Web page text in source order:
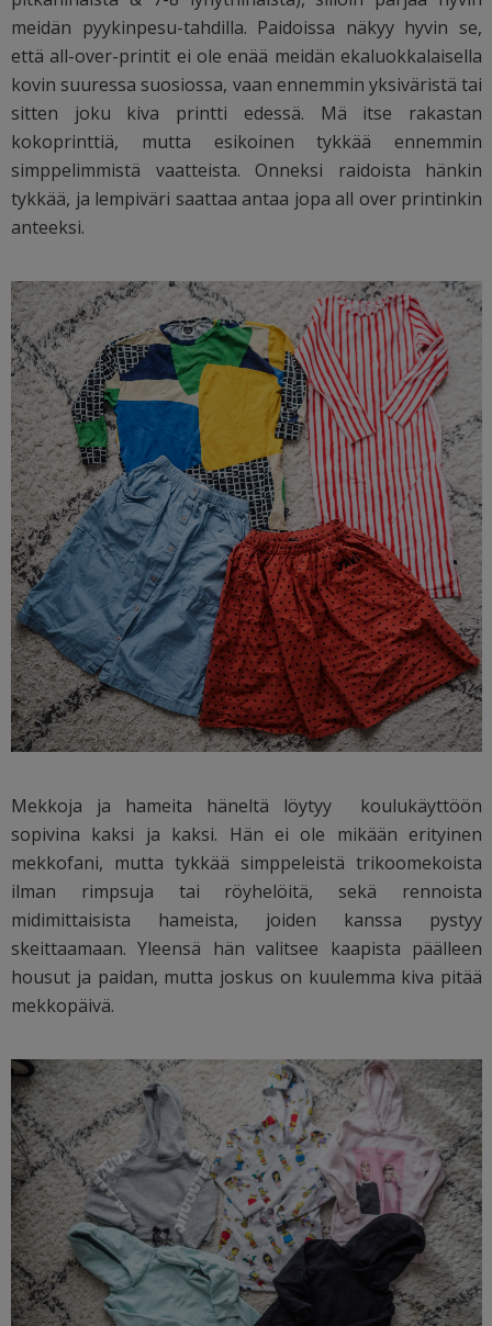
meidän pyykinpesu-tahdilla. Paidoissa näkyy hyvin se,
että all-over-printit ei ole enää meidän ekaluokkalaisella
kovin suuressa suosiossa, vaan ennemmin yksiväristä tai
sitten joku kiva printti edessä. Mä itse rakastan
kokoprinttiä, mutta esikoinen tykkää ennemmin
simppelimmistä vaatteista. Onneksi raidoista hänkin
tykkää, ja lempiväri saattaa antaa jopa all over printinkin
anteeksi.
Mekkoja ja hameita häneltä löytyy koulukäyttöön
sopivina kaksi ja kaksi. Hän ei ole mikään erityinen
mekkofani, mutta tykkää simppeleistä trikoomekoista
ilman rimpsuja tai röyhelöitä, sekä rennoista
midimittaisista hameista, joiden kanssa pystyy
skeittaamaan. Yleensä hän valitsee kaapista päälleen
housut ja paidan, mutta joskus on kuulemma kiva pitää
mekkopäivä.